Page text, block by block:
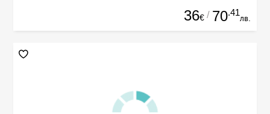
36€ / 70.41
лв.